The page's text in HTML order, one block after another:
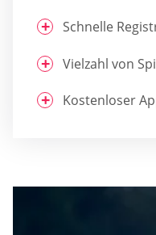
Schnelle
Vielzahl von
Kostenloser